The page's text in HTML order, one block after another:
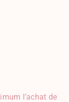
l’achat de